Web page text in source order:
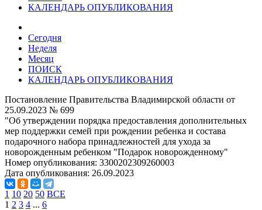
КАЛЕНДАРЬ ОПУБЛИКОВАНИЯ
Сегодня
Неделя
Месяц
ПОИСК
КАЛЕНДАРЬ ОПУБЛИКОВАНИЯ
Постановление Правительства Владимирской области от
25.09.2023 № 699
"Об утверждении порядка предоставления дополнительных
мер поддержки семей при рождении ребенка и состава
подарочного набора принадлежностей для ухода за
новорожденным ребенком "Подарок новорожденному"
Номер опубликования: 3300202309260003
Дата опубликования: 26.09.2023
1 10 20 50 ВСЕ
1 2 3 4 ... 6